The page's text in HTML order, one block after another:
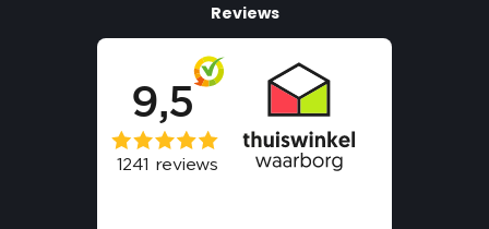
Reviews